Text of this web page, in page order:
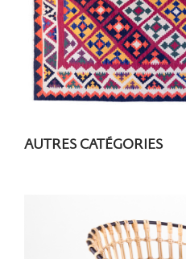
AUTRES CATÉGORIES